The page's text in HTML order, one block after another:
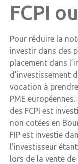
FCPI
Pour réduire la
investir dans des
placement dans
d’investissement
vocation à
PME
des FCPI est
non cotées en
FIP est investie
l’investisseur
lors de la vente